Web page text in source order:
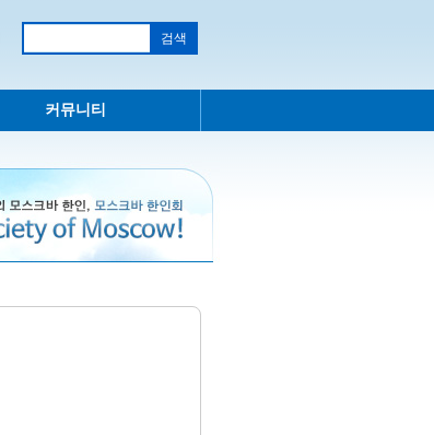
커뮤니티